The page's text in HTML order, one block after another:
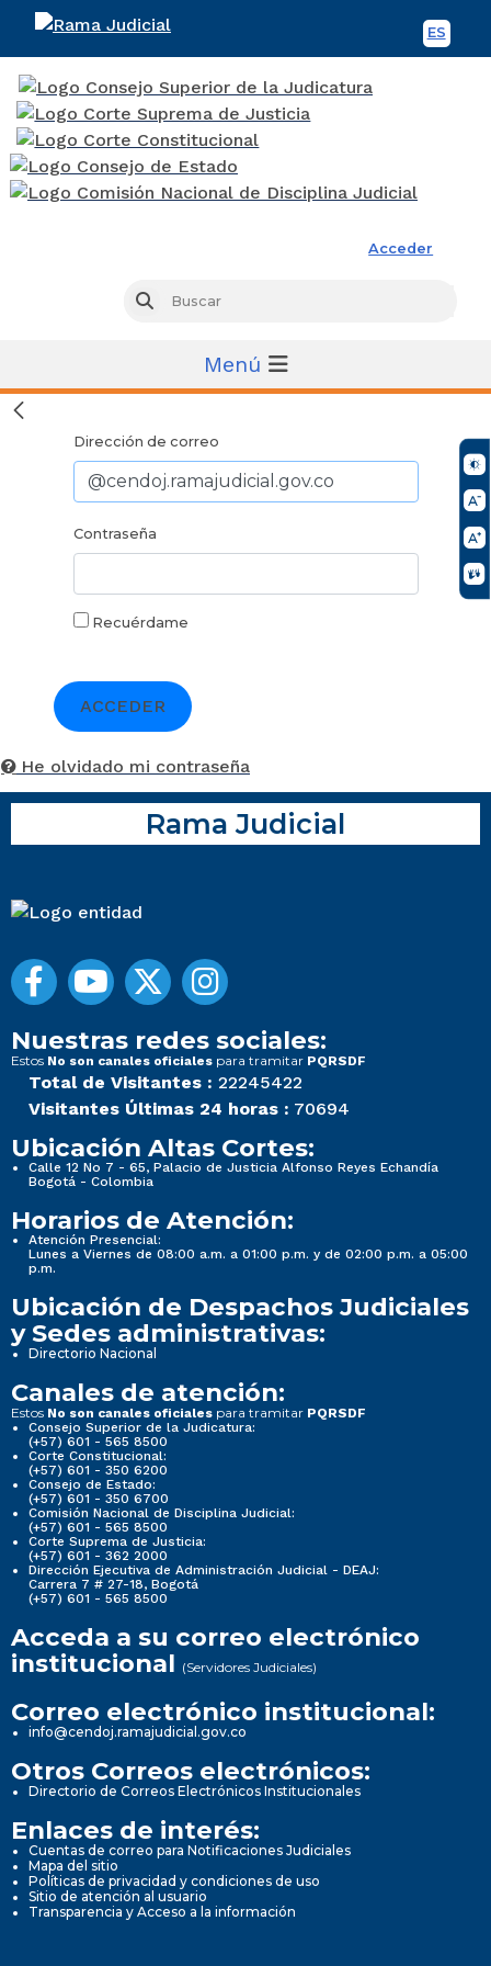
ES
Acceder
Buscar
Menú
Dirección de correo
Contraseña
Recuérdame
ACCEDER
He olvidado mi contraseña
Rama Judicial
Nuestras redes sociales:
Estos No son canales oficiales para tramitar PQRSDF
Total de Visitantes : 22245422
Visitantes Últimas 24 horas : 70694
Ubicación Altas Cortes:
Calle 12 No 7 - 65, Palacio de Justicia Alfonso Reyes Echandía
Bogotá - Colombia
Horarios de Atención:
Atención Presencial:
Lunes a Viernes de 08:00 a.m. a 01:00 p.m. y de 02:00 p.m. a 05:00
p.m.
Ubicación de Despachos Judiciales
y Sedes administrativas:
Directorio Nacional
Canales de atención:
Estos No son canales oficiales para tramitar PQRSDF
Consejo Superior de la Judicatura:
(+57) 601 - 565 8500
Corte Constitucional:
(+57) 601 - 350 6200
Consejo de Estado:
(+57) 601 - 350 6700
Comisión Nacional de Disciplina Judicial:
(+57) 601 - 565 8500
Corte Suprema de Justicia:
(+57) 601 - 362 2000
Dirección Ejecutiva de Administración Judicial - DEAJ:
Carrera 7 # 27-18, Bogotá
(+57) 601 - 565 8500
Acceda a su correo electrónico
institucional (Servidores Judiciales)
Correo electrónico institucional:
info@cendoj.ramajudicial.gov.co
Otros Correos electrónicos:
Directorio de Correos Electrónicos Institucionales
Enlaces de interés:
Cuentas de correo para Notificaciones Judiciales
Mapa del sitio
Políticas de privacidad y condiciones de uso
Sitio de atención al usuario
Transparencia y Acceso a la información